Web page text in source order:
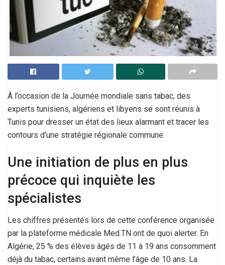
À l’occasion de la Journée mondiale sans tabac, des
experts tunisiens, algériens et libyens se sont réunis à
Tunis pour dresser un état des lieux alarmant et tracer les
contours d’une stratégie régionale commune.
Une initiation de plus en plus
précoce qui inquiète les
spécialistes
Les chiffres présentés lors de cette conférence organisée
par la plateforme médicale Med.TN ont de quoi alerter. En
Algérie, 25 % des élèves âgés de 11 à 19 ans consomment
déjà du tabac, certains avant même l’âge de 10 ans. La